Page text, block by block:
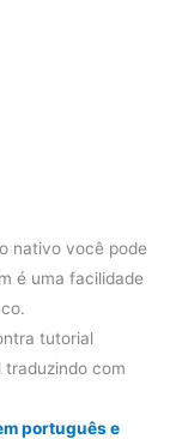
nativo você pode
é uma facilidade
tutorial
com
português e